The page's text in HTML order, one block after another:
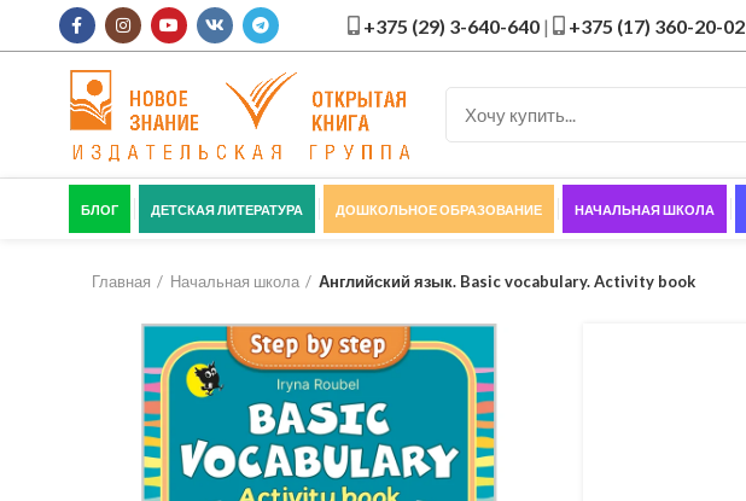
+375 (29) 3-640-640 | +375 (17) 360-20-02
БЛОГ ДЕТСКАЯ ЛИТЕРАТУРА ДОШКОЛЬНОЕ ОБРАЗОВАНИЕ НАЧАЛЬНАЯ ШКОЛА
Главная Начальная школа Английский язык. Basic vocabulary. Activity book